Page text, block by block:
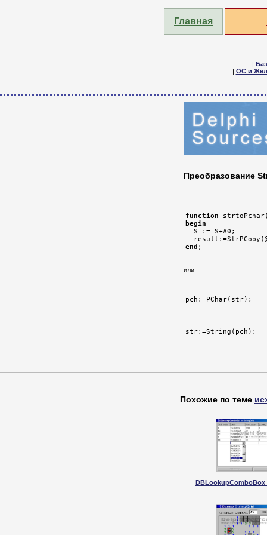
Главная
|
| ОС и
Преобразование
function
begin
S := S+#0;
end
или
str:=String(pch);
Похожие по теме